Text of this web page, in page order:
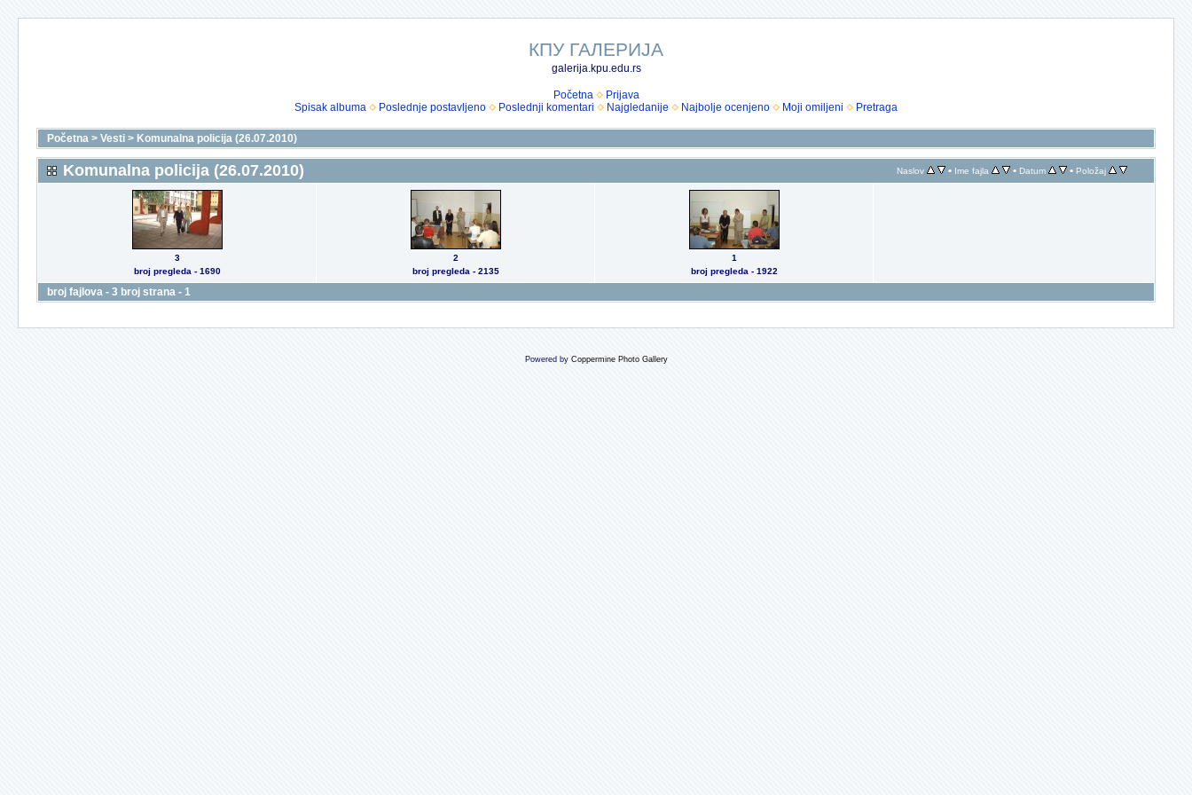
КПУ ГАЛЕРИЈА
galerija.kpu.edu.rs
Početna
Prijava
Spisak albuma
Poslednje postavljeno Poslednji komentari Najgledanije Najbolje ocenjeno Moji omiljeni Pretraga
Početna > Vesti > Komunalna policija (26.07.2010)
Komunalna policija (26.07.2010) Naslov • Ime fajla • Datum • Položaj
3
broj pregleda - 1690
2
broj pregleda - 2135
1
broj pregleda - 1922
broj fajlova - 3 broj strana - 1
Powered by Coppermine Photo Gallery